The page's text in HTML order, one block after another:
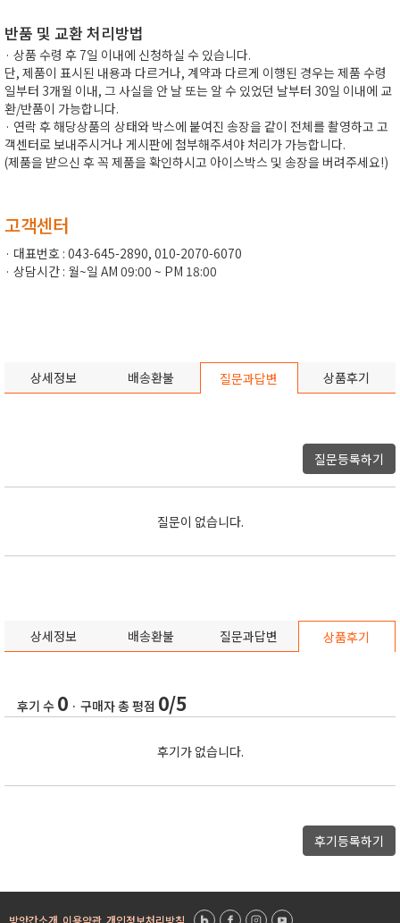
반품 및 교환 처리방법
· 상품 수령 후 7일 이내에 신청하실 수 있습니다.
단, 제품이 표시된 내용과 다르거나, 계약과 다르게 이행된 경우는 제품 수령
일부터 3개월 이내, 그 사실을 안 날 또는 알 수 있었던 날부터 30일 이내에 교
환/반품이 가능합니다.
· 연락 후 해당상품의 상태와 박스에 붙여진 송장을 같이 전체를 촬영하고 고
객센터로 보내주시거나 게시판에 첨부해주셔야 처리가 가능합니다.
(제품을 받으신 후 꼭 제품을 확인하시고 아이스박스 및 송장을 버려주세요!)
고객센터
· 대표번호 : 043-645-2890, 010-2070-6070
· 상담시간 : 월~일 AM 09:00 ~ PM 18:00
상세정보 배송환불 질문과답변 상품후기
질문등록하기
질문이 없습니다.
상세정보 배송환불 질문과답변 상품후기
후기 수 0 · 구매자 총 평점 0/5
후기가 없습니다.
후기등록하기